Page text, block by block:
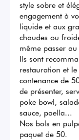
style sobre et
engagement à
liquide et aux
chaudes ou
même passer
Ils sont
restauration et
contenance de
de présenter,
poke bowl,
sauce, paella...
Nos bols en
paquet de 50.